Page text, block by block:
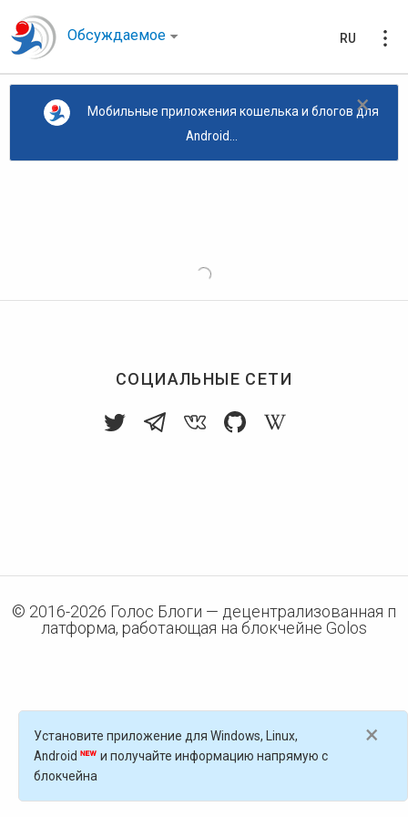
Обсуждаемое RU
×
Мобильные приложения кошелька и блогов для
Android...
СОЦИАЛЬНЫЕ СЕТИ
© 2016-2026 Голос Блоги — децентрализованная п
латформа, работающая на блокчейне Golos
×
Установите приложение для Windows, Linux,
Android
и получайте информацию напрямую с
блокчейна